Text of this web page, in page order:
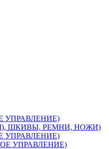
УПРАВЛЕНИЕ)
СМ), ШКИВЫ, РЕМНИ, НОЖИ)
УПРАВЛЕНИЕ)
УПРАВЛЕНИЕ)